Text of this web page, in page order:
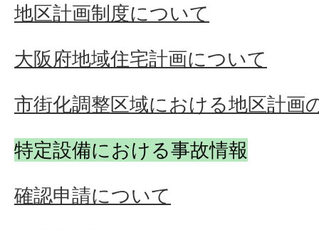
地区計画制度について
大阪府地域住宅計画について
市街化調整区域における地区計画
特定設備における事故情報
確認申請について